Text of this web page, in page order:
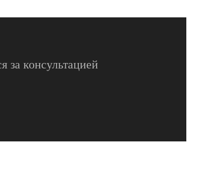
за консультацией